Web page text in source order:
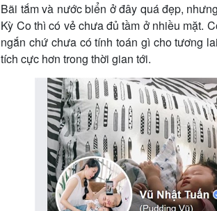
Bãi tắm và nước biển ở đây quá đẹp,
Kỳ Co thì có vẻ chưa đủ tầm ở nhiều mặt.
ngắn chứ chưa có tính toán gì cho tương
tích cực hơn trong thời gian tới.